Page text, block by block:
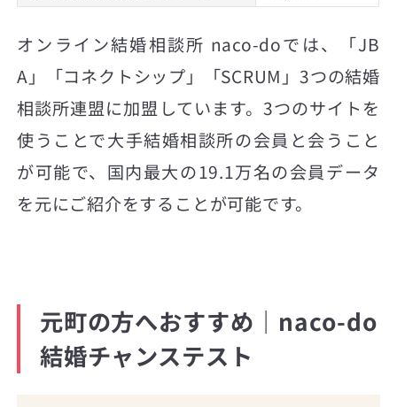
オンライン結婚相談所 naco-doでは、「JB
A」「コネクトシップ」「SCRUM」3つの結婚
相談所連盟に加盟しています。3つのサイトを
使うことで大手結婚相談所の会員と会うこと
が可能で、国内最大の19.1万名の会員データ
を元にご紹介をすることが可能です。
元町の方へおすすめ｜naco-do
結婚チャンステスト